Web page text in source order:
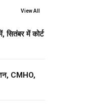
View All
सितंबर में कोर्ट
CMHO,